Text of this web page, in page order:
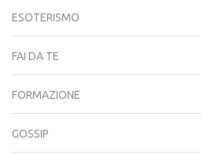
ESOTERISMO
FAI DA TE
FORMAZIONE
GOSSIP